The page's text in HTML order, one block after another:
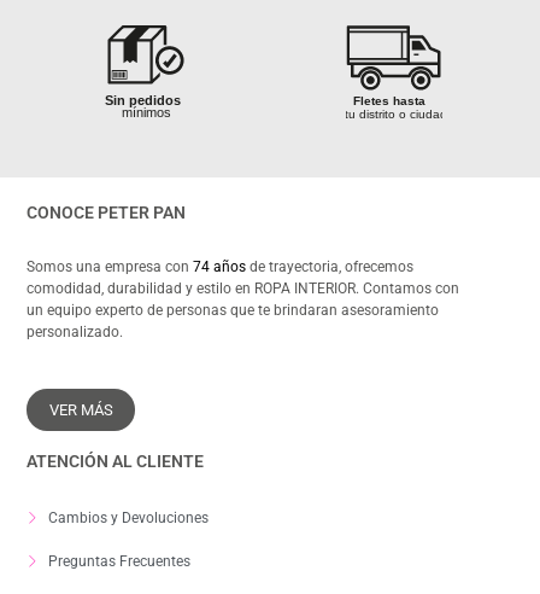
Ganancias
Fletes hasta
tu distrito o ciudad
Sin pedidos
mínimos
Asesoramiento
rápida atención
Garantía al
Fletes hasta
tu distrito o ciudad
garantizada
CONOCE PETER PAN
Somos una empresa con74 años de trayectoria, ofrecemos
comodidad, durabilidad y estilo en ROPA INTERIOR. Contamos con
un equipo experto de personas que te brindaran asesoramiento
personalizado.
VER MÁS
ATENCIÓN AL CLIENTE
Cambios y Devoluciones
Preguntas Frecuentes